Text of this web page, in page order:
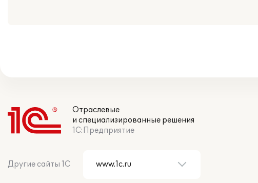
Отраслевые
и специализированные решения
1С:Предприятие
Другие сайты 1С